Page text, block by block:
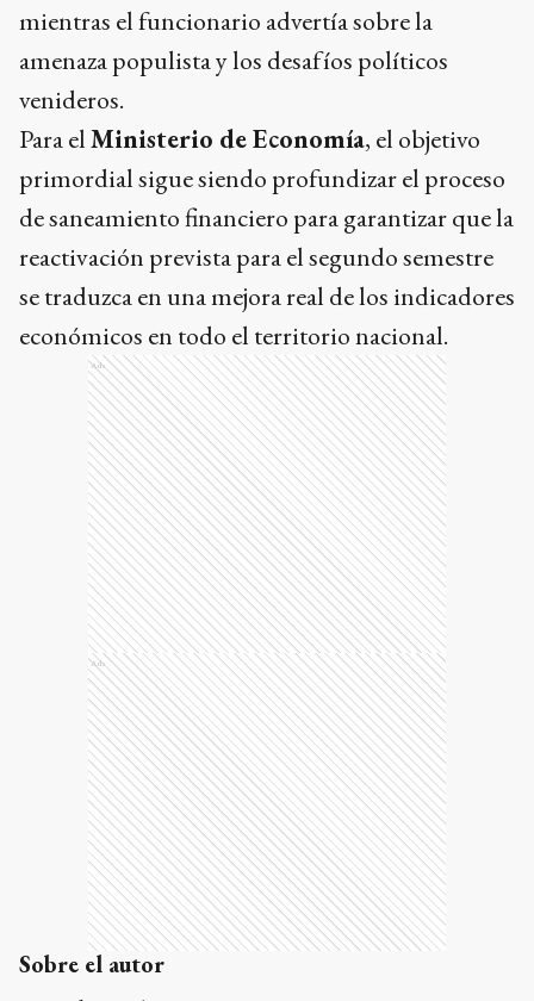
mientras el funcionario advertía sobre la
amenaza populista y los desafíos políticos
venideros.
Para elMinisterio de Economía, el objetivo
primordial sigue siendo profundizar el proceso
de saneamiento financiero para garantizar que la
reactivación prevista para el segundo semestre
se traduzca en una mejora real de los indicadores
económicos en todo el territorio nacional.
Ads
Ads
Sobre el autor